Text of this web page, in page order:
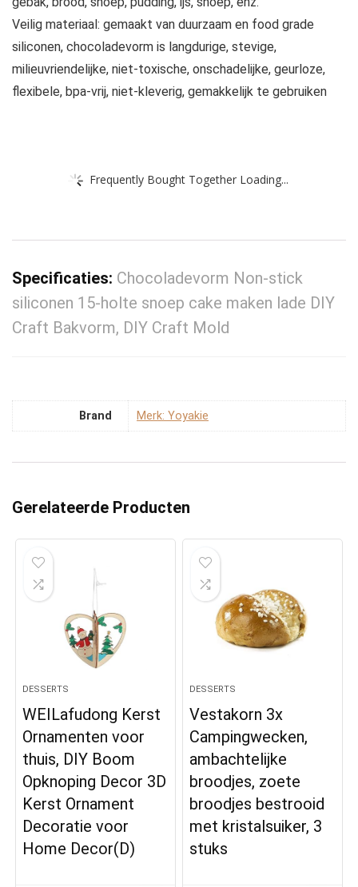
Veilig materiaal: gemaakt van duurzaam en food grade
siliconen, chocoladevorm is langdurige, stevige,
milieuvriendelijke, niet-toxische, onschadelijke, geurloze,
flexibele, bpa-vrij, niet-kleverig, gemakkelijk te gebruiken
Frequently Bought Together Loading...
Specificaties: Chocoladevorm Non-stick
siliconen 15-holte snoep cake maken lade DIY
Craft Bakvorm, DIY Craft Mold
Brand Merk: Yoyakie
Gerelateerde Producten
DESSERTS
WEILafudong Kerst
Ornamenten voor
thuis, DIY Boom
Opknoping Decor 3D
Kerst Ornament
Decoratie voor
Home Decor(D)
DESSERTS
Vestakorn 3x
Campingwecken,
ambachtelijke
broodjes, zoete
broodjes bestrooid
met kristalsuiker, 3
stuks